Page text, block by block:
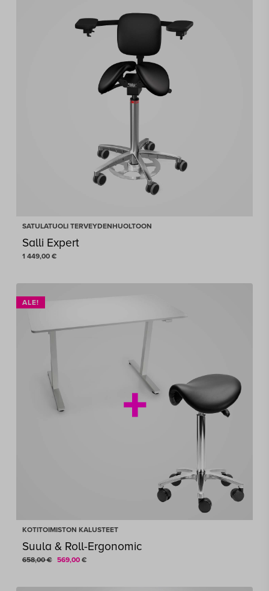
SATULATUOLI TERVEYDENHUOLTOON
Salli Expert
1 449,00 €
ALE!
KOTITOIMISTON KALUSTEET
Suula & Roll-Ergonomic
658,00€ Alkuperäinen
oli:
569,00 €Nykyinen
on: